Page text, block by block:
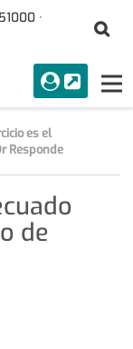
·
menuAcceso
Buscar
es el
Responde
de